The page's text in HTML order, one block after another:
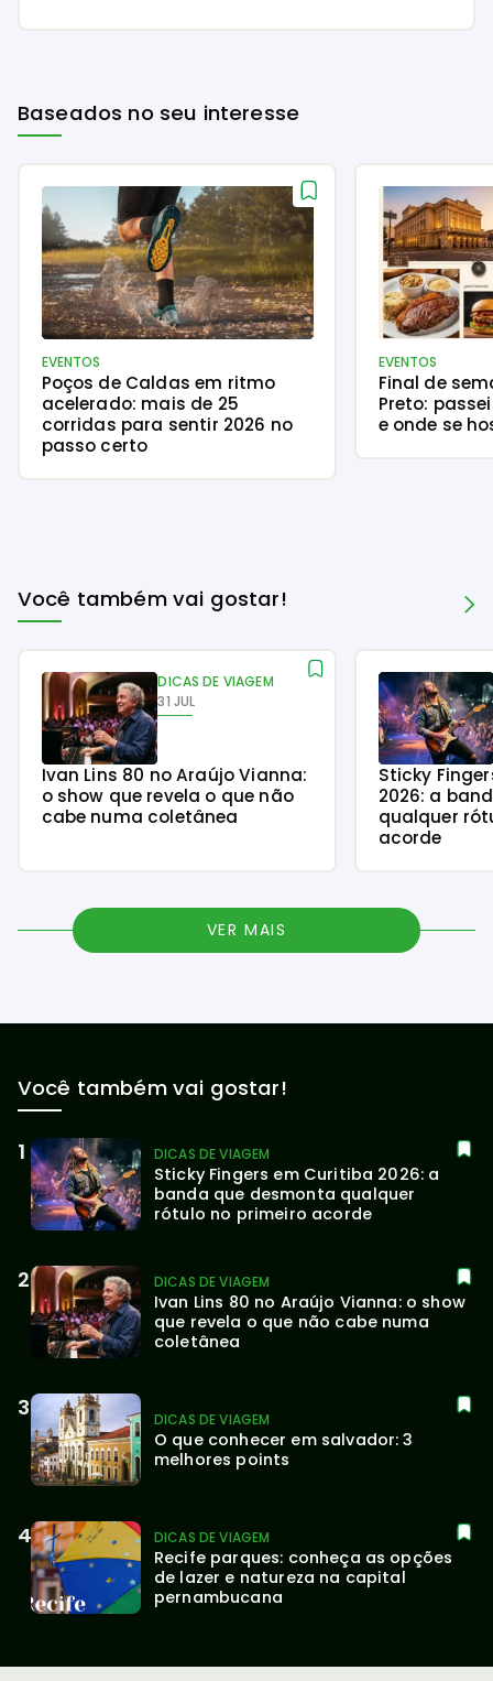
Baseados no seu interesse
EVENTOS
Poços de Caldas em ritmo
acelerado: mais de 25
corridas para sentir 2026 no
passo certo
EVENTOS
Final de
Preto:
e onde se
Você também vai gostar!
DICAS DE VIAGEM
31 JUL
Ivan Lins 80 no Araújo Vianna:
o show que revela o que não
cabe numa coletânea
Sticky
2026: a
qualquer
acorde
VER MAIS
Você também vai gostar!
DICAS DE VIAGEM
Sticky Fingers em Curitiba 2026: a
banda que desmonta qualquer
rótulo no primeiro acorde
DICAS DE VIAGEM
Ivan Lins 80 no Araújo Vianna: o show
que revela o que não cabe numa
coletânea
DICAS DE VIAGEM
O que conhecer em salvador: 3
melhores points
DICAS DE VIAGEM
Recife parques: conheça as opções
de lazer e natureza na capital
pernambucana